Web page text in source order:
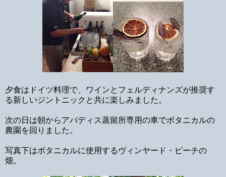
夕食はドイツ料理で、ワインとフェルディナンズが推奨す
る新しいジントニックと共に楽しみました。
次の日は朝からアバディス蒸留所専用の車でボタニカルの
農園を回りました。
写真下はボタニカルに使用するヴィンヤード・ピーチの
畑。